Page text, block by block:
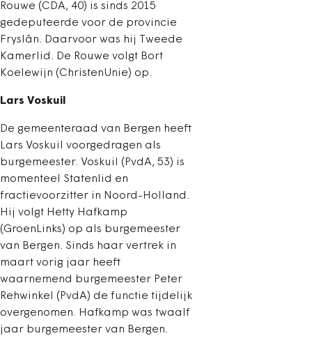
Rouwe (CDA, 40) is sinds 2015
gedeputeerde voor de provincie
Fryslân. Daarvoor was hij Tweede
Kamerlid. De Rouwe volgt Bort
Koelewijn (ChristenUnie) op.
Lars Voskuil
De gemeenteraad van Bergen heeft
Lars Voskuil voorgedragen als
burgemeester. Voskuil (PvdA, 53) is
momenteel Statenlid en
fractievoorzitter in Noord-Holland.
Hij volgt Hetty Hafkamp
(GroenLinks) op als burgemeester
van Bergen. Sinds haar vertrek in
maart vorig jaar heeft
waarnemend burgemeester Peter
Rehwinkel (PvdA) de functie tijdelijk
overgenomen. Hafkamp was twaalf
jaar burgemeester van Bergen.